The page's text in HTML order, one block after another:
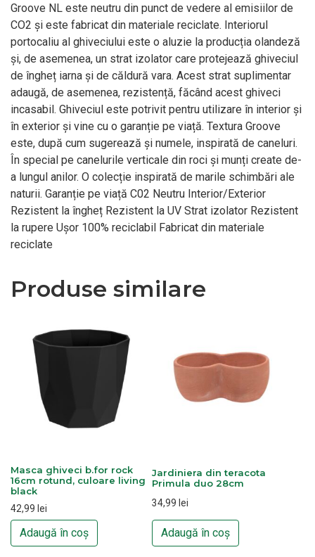
Groove NL este neutru din punct de vedere al emisiilor de
CO2 și este fabricat din materiale reciclate. Interiorul
portocaliu al ghiveciului este o aluzie la producția olandeză
și, de asemenea, un strat izolator care protejează ghiveciul
de îngheț iarna și de căldură vara. Acest strat suplimentar
adaugă, de asemenea, rezistență, făcând acest ghiveci
incasabil. Ghiveciul este potrivit pentru utilizare în interior și
în exterior și vine cu o garanție pe viață. Textura Groove
este, după cum sugerează și numele, inspirată de caneluri.
În special pe canelurile verticale din roci și munți create de-
a lungul anilor. O colecție inspirată de marile schimbări ale
naturii. Garanție pe viață C02 Neutru Interior/Exterior
Rezistent la îngheț Rezistent la UV Strat izolator Rezistent
la rupere Ușor 100% reciclabil Fabricat din materiale
reciclate
Produse similare
Masca ghiveci b.for rock
16cm rotund, culoare living
black
42,99 lei
Adaugă în coș
Jardiniera din teracota
Primula duo 28cm
34,99 lei
Adaugă în coș